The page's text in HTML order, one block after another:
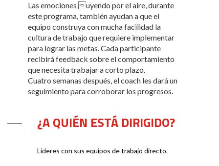
Las emociones uyendo por el aire, durante
este programa, también ayudan a que el
equipo construya con mucha facilidad la
cultura de trabajo que requiere implementar
para lograr las metas. Cada participante
recibirá feedback sobre el comportamiento
que necesita trabajar a corto plazo.
Cuatro semanas después, el coach les dará un
seguimiento para corroborar los progresos.
¿A QUIÉN ESTÁ DIRIGIDO?
Líderes con sus equipos de trabajo directo.